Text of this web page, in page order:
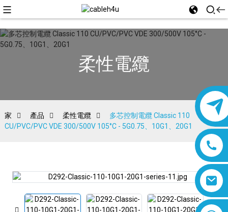
柔性電纜
家 產品 柔性電纜
多芯控制電纜 Classic 110
CU/PVC/PVC VDE 300/500V 105°C - 5G0.75、10G1、20G1